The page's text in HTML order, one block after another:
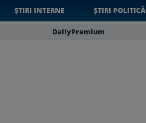
ȘTIRI INTERNE ȘTIRI POLITICĂ
DailyPremium